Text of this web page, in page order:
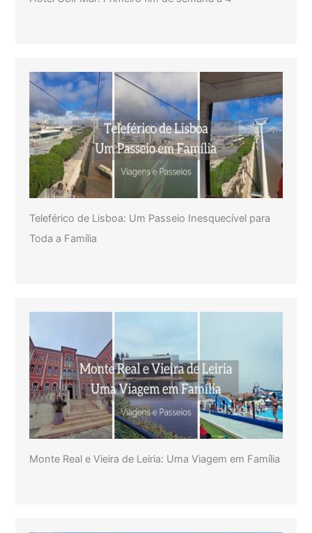
Teleférico de Lisboa: Um Passeio Inesquecível para
Toda a Família
Monte Real e Vieira de Leiria: Uma Viagem em Família